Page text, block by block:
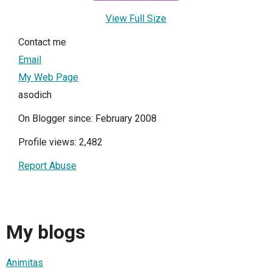
View Full Size
Contact me
Email
My Web Page
asodich
On Blogger since: February 2008
Profile views: 2,482
Report Abuse
My blogs
Animitas